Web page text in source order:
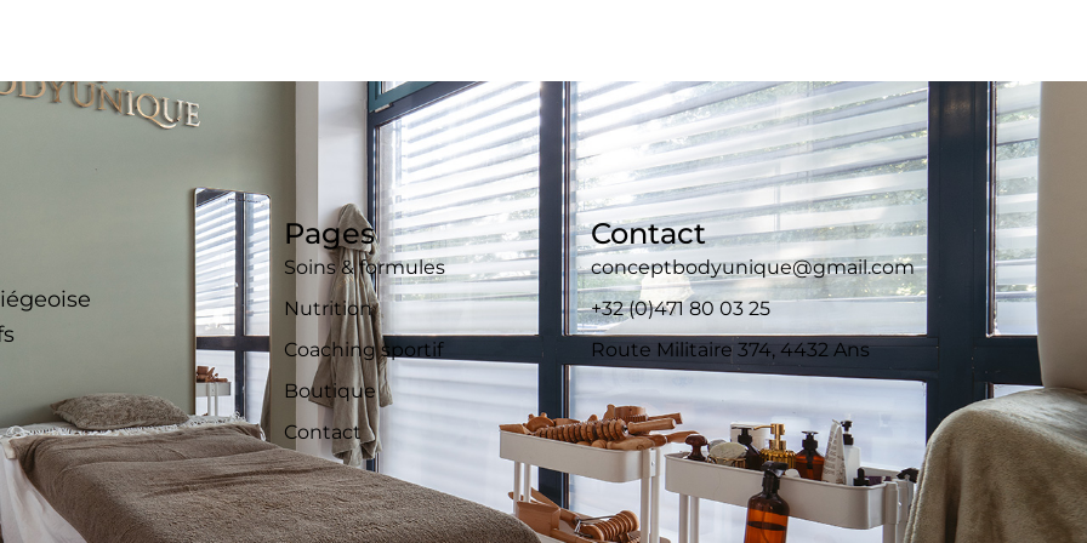
Pages
Soins & formules
Nutrition
Coaching sportif
Boutique
Contact
Contact
conceptbodyunique@gmail.com
+32 (0)471 80 03 25
Route Militaire 374, 4432 Ans